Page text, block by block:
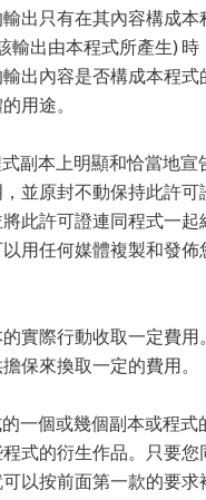
出只有在其內容構成本
輸出由本程式所產生)
出內容是否構成本程式
用途。
副本上明顯和恰當地宣
並原封不動保持此許可
此許可證連同程式一起
用任何媒體複製和發佈
實際行動收取一定費用
保來換取一定的費用。
一個或幾個副本或程式
式的衍生作品。只要您
以按前面第一款的要求